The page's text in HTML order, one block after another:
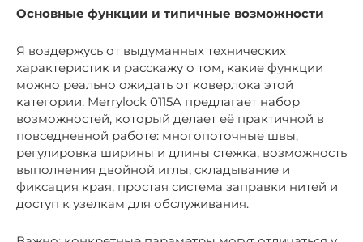
Основные функции и типичные возможности
Я воздержусь от выдуманных технических
характеристик и расскажу о том, какие функции
можно реально ожидать от коверлока этой
категории. Merrylock 0115A предлагает набор
возможностей, который делает её практичной в
повседневной работе: многопоточные швы,
регулировка ширины и длины стежка, возможность
выполнения двойной иглы, складывание и
фиксация края, простая система заправки нитей и
доступ к узелкам для обслуживания.